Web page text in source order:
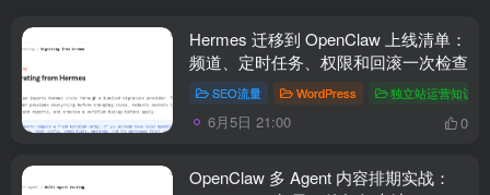
Hermes 迁移到 OpenClaw 上线清单：
频道、定时任务、权限和回滚一次检查
SEO流量 WordPress 独立站运营知识点
6月5日 21:00 0
OpenClaw 多 Agent 内容排期实战：